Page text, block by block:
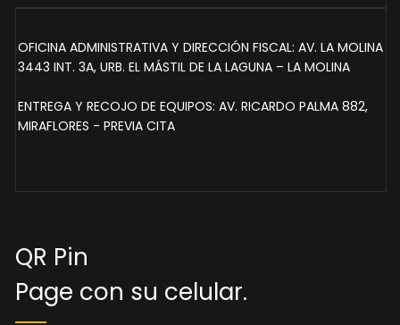
OFICINA ADMINISTRATIVA Y DIRECCIÓN FISCAL: AV. LA MOLINA
3443 INT. 3A, URB. EL MÁSTIL DE LA LAGUNA – LA MOLINA
ENTREGA Y RECOJO DE EQUIPOS: AV. RICARDO PALMA 882,
MIRAFLORES - PREVIA CITA
QR Pin
Page con su celular.